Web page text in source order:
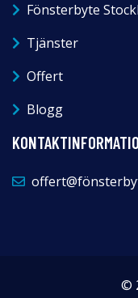
Fönsterbyte
Tjänster
Offert
Blogg
©